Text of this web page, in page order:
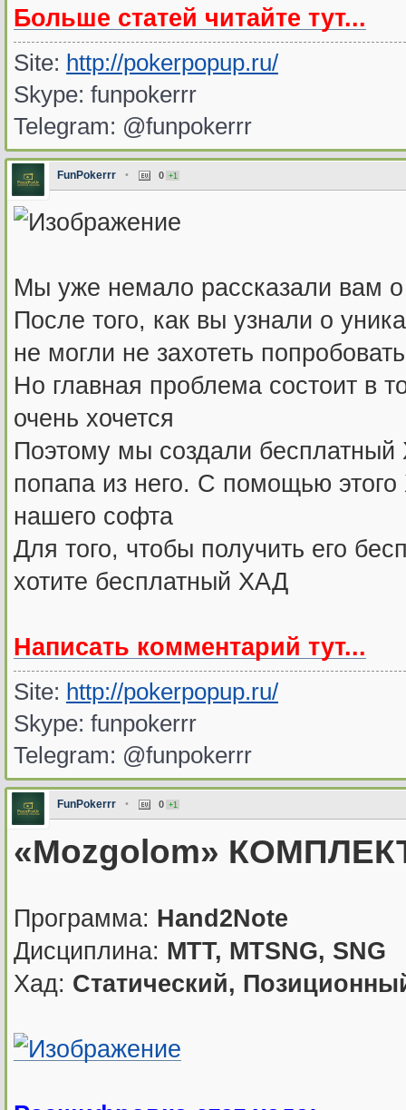
Больше статей читайте тут...
Site: http://pokerpopup.ru/
Skype: funpokerrr
Telegram: @funpokerrr
FunPokerrr • 0 +1
Мы уже немало рассказали вам
После того, как вы узнали о
не могли не захотеть
Но главная проблема состоит в
очень хочется
Поэтому мы создали
попапа из него. С помощью
нашего софта
Для того, чтобы получить его
хотите бесплатный ХАД
Написать комментарий тут...
Site: http://pokerpopup.ru/
Skype: funpokerrr
Telegram: @funpokerrr
FunPokerrr • 0 +1
«Mozgolom»
Программа: Hand2Note
Дисциплина: MTT, MTSNG, SNG
Хад: Статический,